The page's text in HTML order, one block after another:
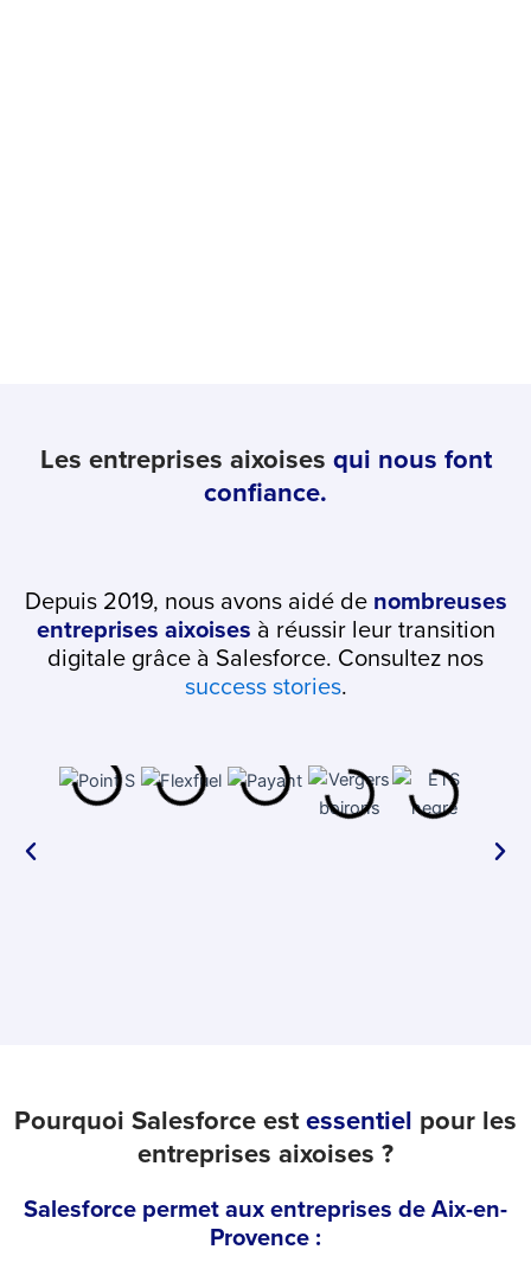
Les entreprises aixoises qui nous font
confiance.
Depuis 2019, nous avons aidé de nombreuses
entreprises aixoises à réussir leur transition
digitale grâce à Salesforce. Consultez nos
success stories.
Pourquoi Salesforce estessentiel pour les
entreprises aixoises ?
Salesforce permet aux entreprises de Aix-en-
Provence :